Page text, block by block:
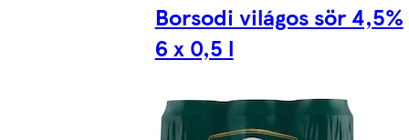
Borsodi világos sör 4,5%
6 x 0,5 l